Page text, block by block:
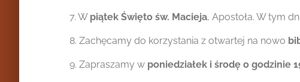
7. W piątek Święto św. Macieja, Apostoła. W tym
8. Zachęcamy do korzystania z otwartej na nowo
9. Zapraszamy w poniedziałek i środę o godzinie